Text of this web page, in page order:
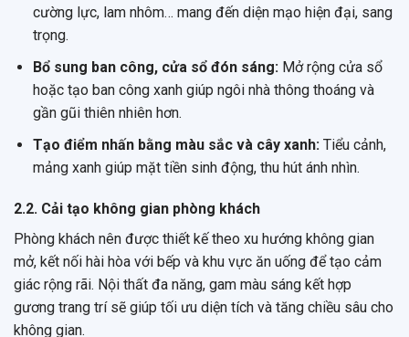
cường lực, lam nhôm… mang đến diện mạo hiện đại, sang
trọng.
Bổ sung ban công, cửa sổ đón sáng:Mở rộng cửa sổ
hoặc tạo ban công xanh giúp ngôi nhà thông thoáng và
gần gũi thiên nhiên hơn.
Tạo điểm nhấn bằng màu sắc và cây xanh:Tiểu cảnh,
mảng xanh giúp mặt tiền sinh động, thu hút ánh nhìn.
2.2. Cải tạo không gian phòng khách
Phòng khách nên được thiết kế theo xu hướng không gian
mở, kết nối hài hòa với bếp và khu vực ăn uống để tạo cảm
giác rộng rãi. Nội thất đa năng, gam màu sáng kết hợp
gương trang trí sẽ giúp tối ưu diện tích và tăng chiều sâu cho
không gian.